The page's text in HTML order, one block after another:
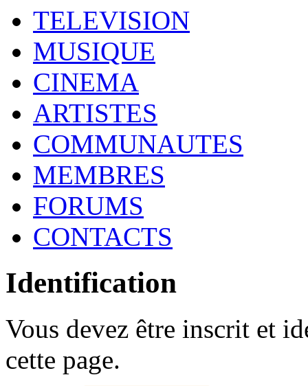
TELEVISION
MUSIQUE
CINEMA
ARTISTES
COMMUNAUTES
MEMBRES
FORUMS
CONTACTS
Identification
Vous devez être inscrit et
cette page.